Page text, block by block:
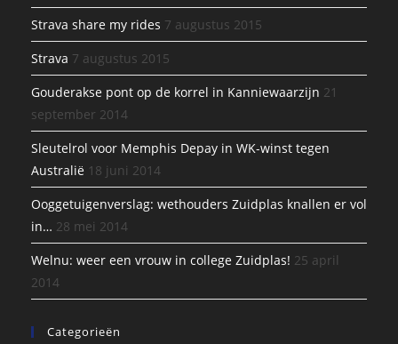
Strava share my rides 7 augustus 2015
Strava 7 augustus 2015
Gouderakse pont op de korrel in Kanniewaarzijn 21
september 2014
Sleutelrol voor Memphis Depay in WK-winst tegen
Australië 18 juni 2014
Ooggetuigenverslag: wethouders Zuidplas knallen er vol
in… 28 mei 2014
Welnu: weer een vrouw in college Zuidplas! 25 april
2014
Categorieën